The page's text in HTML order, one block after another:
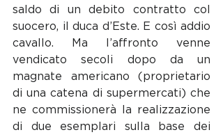
saldo di un debito contratto col
suocero, il duca d’Este. E così addio
cavallo. Ma l’affronto venne
vendicato secoli dopo da un
magnate americano (proprietario
di una catena di supermercati) che
ne commissionerà la realizzazione
di due esemplari sulla base dei